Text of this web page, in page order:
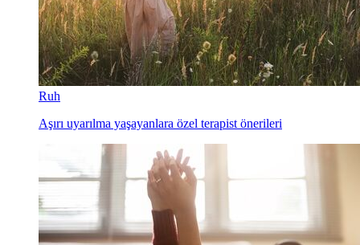
Ruh
Aşırı uyarılma yaşayanlara özel terapist önerileri